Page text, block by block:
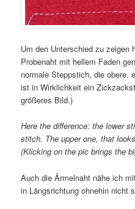
Um den Unterschied zu zeigen
Probenaht mit hellem Faden
normale Steppstich, die obere,
ist in Wirklichkeit ein
größeres Bild.)
Here the difference: the lower
stitch. The upper one, that
(Klicking on the pic brings the
Auch die Ärmelnaht nähe ich
in Längsrichtung ohnehin nicht